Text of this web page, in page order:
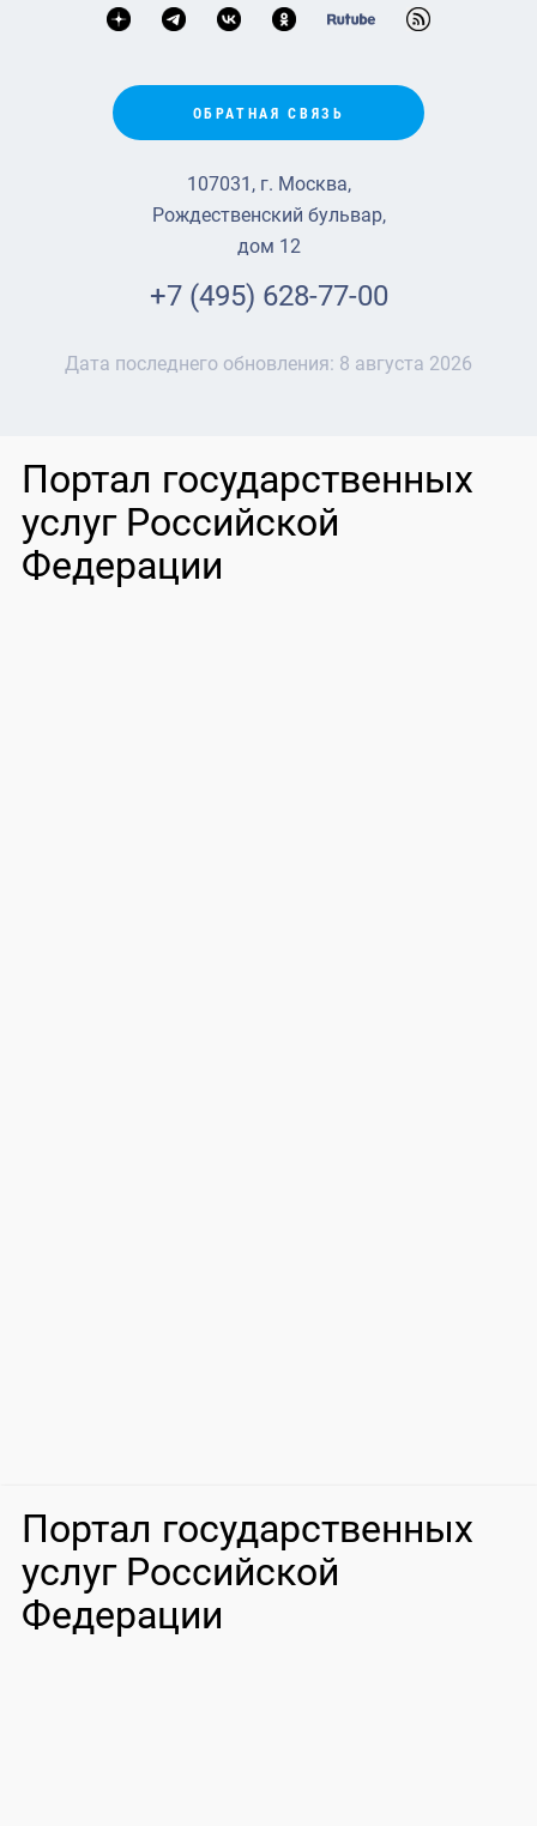
ОБРАТНАЯ СВЯЗЬ
107031, г. Москва,
Рождественский бульвар,
дом 12
+7 (495) 628-77-00
Дата последнего обновления: 8 августа 2026
Портал государственных
услуг Российской
Федерации
Портал государственных
услуг Российской
Федерации